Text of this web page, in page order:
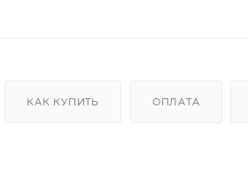
КАК КУПИТЬ ОПЛАТА